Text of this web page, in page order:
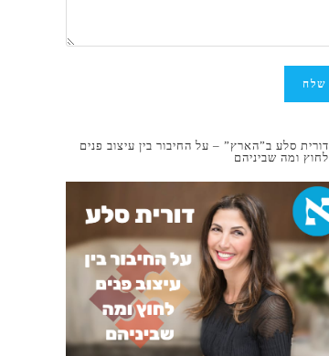
דורית סלע ב”הארץ” – על החיבור בין עיצוב פנים
לחוץ ומה שביניהם